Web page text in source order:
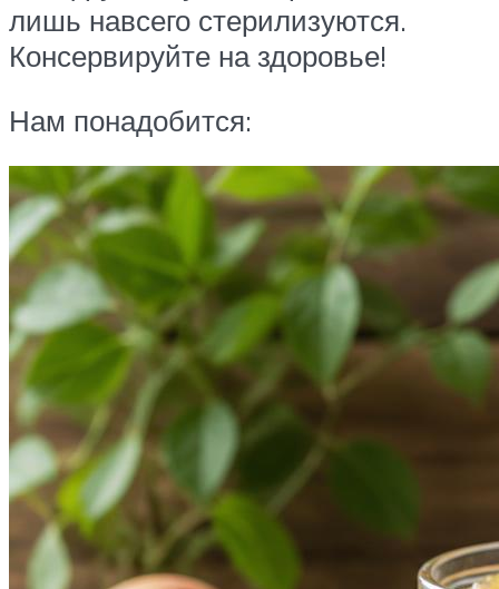
лишь навсего стерилизуются.
Консервируйте на здоровье!
Нам понадобится: